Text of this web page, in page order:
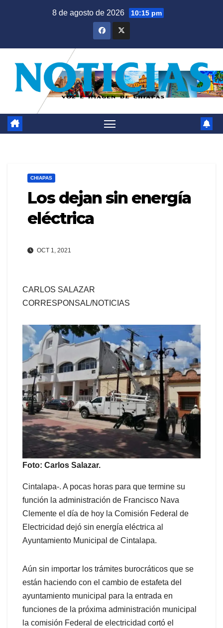
8 de agosto de 2026 10:15 pm
CHIAPAS
Los dejan sin energía
eléctrica
OCT 1, 2021
CARLOS SALAZAR
CORRESPONSAL/NOTICIAS
Foto: Carlos Salazar.
Cintalapa-. A pocas horas para que termine su
función la administración de Francisco Nava
Clemente el día de hoy la Comisión Federal de
Electricidad dejó sin energía eléctrica al
Ayuntamiento Municipal de Cintalapa.
Aún sin importar los trámites burocráticos que se
están haciendo con el cambio de estafeta del
ayuntamiento municipal para la entrada en
funciones de la próxima administración municipal
la comisión Federal de electricidad cortó el